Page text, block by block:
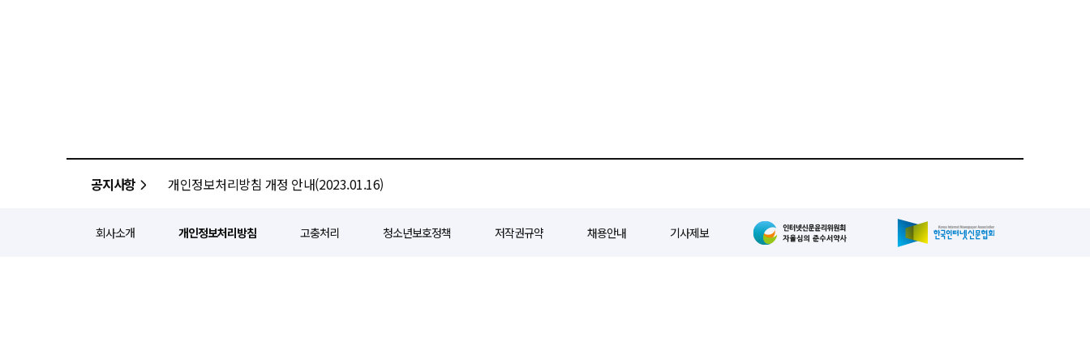
공지사항 개인정보처리방침 개정 안내(2023.01.16)
회사소개 개인정보처리방침 고충처리 청소년보호정책 저작권규약 채용안내 기사제보